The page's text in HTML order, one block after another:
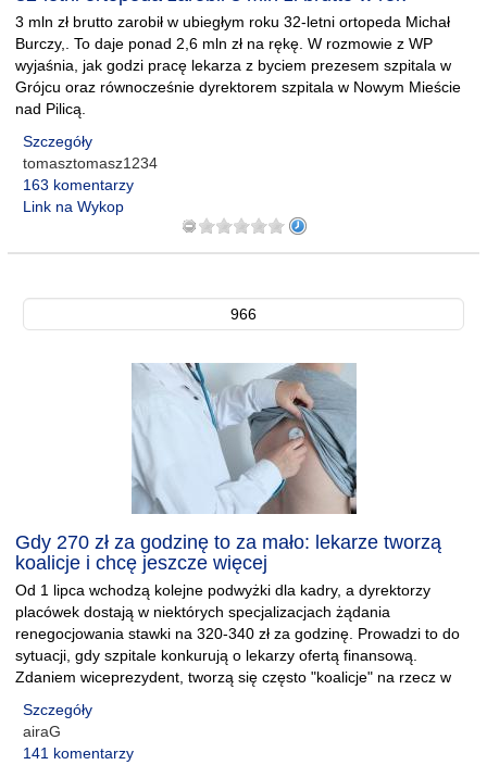
3 mln zł brutto zarobił w ubiegłym roku 32-letni ortopeda Michał
Burczy,. To daje ponad 2,6 mln zł na rękę. W rozmowie z WP
wyjaśnia, jak godzi pracę lekarza z byciem prezesem szpitala w
Grójcu oraz równocześnie dyrektorem szpitala w Nowym Mieście
nad Pilicą.
Szczegóły
tomasztomasz1234
163 komentarzy
Link na Wykop
966
Gdy 270 zł za godzinę to za mało: lekarze tworzą
koalicje i chcę jeszcze więcej
Od 1 lipca wchodzą kolejne podwyżki dla kadry, a dyrektorzy
placówek dostają w niektórych specjalizacjach żądania
renegocjowania stawki na 320-340 zł za godzinę. Prowadzi to do
sytuacji, gdy szpitale konkurują o lekarzy ofertą finansową.
Zdaniem wiceprezydent, tworzą się często "koalicje" na rzecz w
Szczegóły
airaG
141 komentarzy